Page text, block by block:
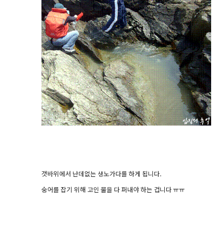
갯바위에서 난데없는 생노가다를 하게 됩니다.
숭어를 잡기 위해 고인 물을 다 퍼내야 하는 겁니다 ㅠㅠ